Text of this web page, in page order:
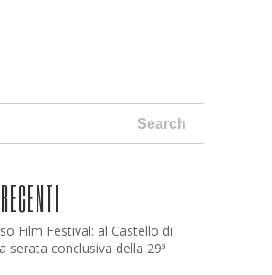
Search
Film Festival: al Castello di
serata conclusiva della 29ª